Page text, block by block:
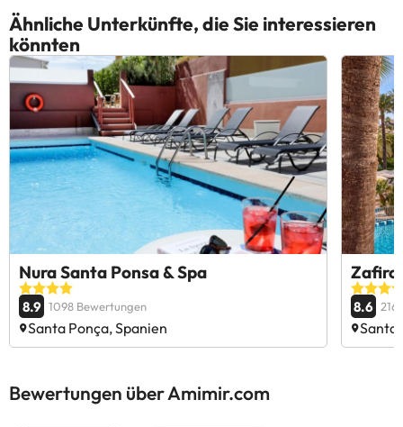
Ähnliche Unterkünfte, die Sie interessieren
könnten
Nura Santa Ponsa & Spa
8.9 1098 Bewertungen
Santa Ponça, Spanien
Zafiro
8.6 216
Santa
Bewertungen über Amimir.com